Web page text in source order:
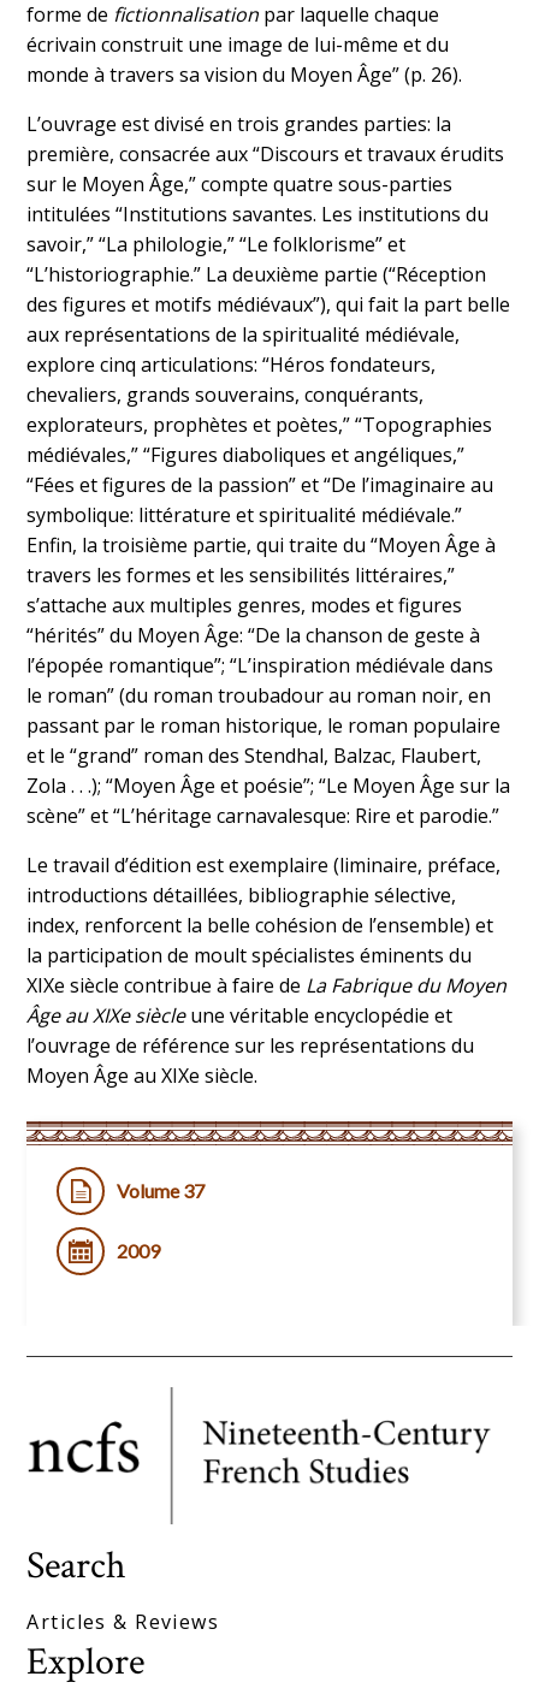
forme de fictionnalisation par laquelle chaque
écrivain construit une image de lui-même et du
monde à travers sa vision du Moyen Âge” (p. 26).
L’ouvrage est divisé en trois grandes parties: la
première, consacrée aux “Discours et travaux érudits
sur le Moyen Âge,” compte quatre sous-parties
intitulées “Institutions savantes. Les institutions du
savoir,” “La philologie,” “Le folklorisme” et
“L’historiographie.” La deuxième partie (“Réception
des figures et motifs médiévaux”), qui fait la part belle
aux représentations de la spiritualité médiévale,
explore cinq articulations: “Héros fondateurs,
chevaliers, grands souverains, conquérants,
explorateurs, prophètes et poètes,” “Topographies
médiévales,” “Figures diaboliques et angéliques,”
“Fées et figures de la passion” et “De l’imaginaire au
symbolique: littérature et spiritualité médiévale.”
Enfin, la troisième partie, qui traite du “Moyen Âge à
travers les formes et les sensibilités littéraires,”
s’attache aux multiples genres, modes et figures
“hérités” du Moyen Âge: “De la chanson de geste à
l’épopée romantique”; “L’inspiration médiévale dans
le roman” (du roman troubadour au roman noir, en
passant par le roman historique, le roman populaire
et le “grand” roman des Stendhal, Balzac, Flaubert,
Zola . . .); “Moyen Âge et poésie”; “Le Moyen Âge sur la
scène” et “L’héritage carnavalesque: Rire et parodie.”
Le travail d’édition est exemplaire (liminaire, préface,
introductions détaillées, bibliographie sélective,
index, renforcent la belle cohésion de l’ensemble) et
la participation de moult spécialistes éminents du
XIXe siècle contribue à faire de La Fabrique du Moyen
Âge au XIXe siècleune véritable encyclopédie et
l’ouvrage de référence sur les représentations du
Moyen Âge au XIXe siècle.
Volume 37
2009
Search
Articles & Reviews
Explore